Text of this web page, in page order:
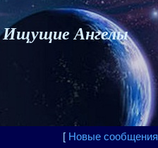
Ищущие Ангелы
[ Новые сообщения